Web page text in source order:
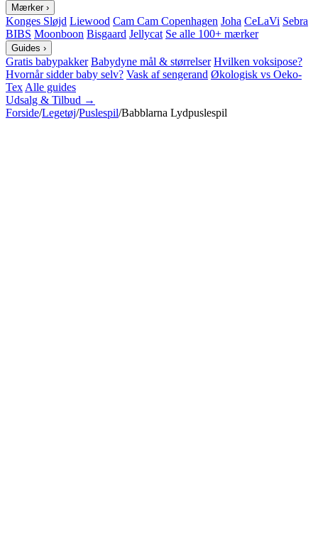
Mærker ›
Konges Sløjd Liewood Cam Cam Copenhagen Joha CeLaVi Sebra
BIBS Moonboon Bisgaard Jellycat Se alle 100+ mærker
Guides ›
Gratis babypakker Babydyne mål & størrelser Hvilken voksipose?
Hvornår sidder baby selv? Vask af sengerand Økologisk vs Oeko-
Tex Alle guides
Udsalg & Tilbud →
Forside/Legetøj/Puslespil/Babblarna Lydpuslespil